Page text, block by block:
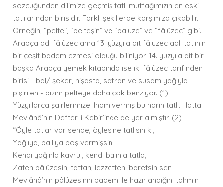
sözcüğünden dilimize geçmiş tatlı mutfağımızın en eski
tatlılarından birisidir. Farklı şekillerde karşımıza çıkabilir.
Örneğin, “pelte”, “pelteşin” ve “paluze” ve “fâlûzec” gibi.
Arapça adı fâlûzec ama 13. yüzyıla ait fâluzec adlı tatlının
bir çeşit badem ezmesi olduğu biliniyor. 14. yüzyıla ait bir
başka Arapça yemek kitabında ise iki fâlûzec tarifinden
birisi - bal/ şeker, nişasta, safran ve susam yağıyla
pişirilen - bizim pelteye daha çok benziyor. (1)
Yüzyıllarca şairlerimize ilham vermiş bu narin tatlı. Hatta
Mevlânâ’nın Defter-i Kebir’inde de yer almıştır. (2)
“Öyle tatlar var sende, öylesine tatlısın ki,
Yağlıya, ballıya boş vermişsin
Kendi yağınla kavrul, kendi balınla tatla,
Zaten pâlûzesin, tattan, lezzetten ibaretsin sen
Mevlânâ’nın pâlûzesinin badem ile hazırlandığını tahmin